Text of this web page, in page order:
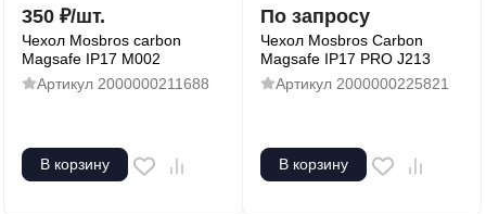
350 ₽/шт.
Чехол Mosbros carbon
Magsafe IP17 M002
Артикул 2000000211688
В корзину
По запросу
Чехол Mosbros Carbon
Magsafe IP17 PRO J213
Артикул 2000000225821
В корзину